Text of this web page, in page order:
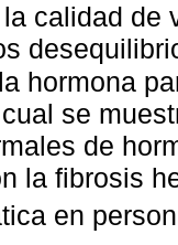
calidad de
hormona
se
de
la fibrosis
en